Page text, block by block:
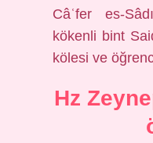
Câʿfer es-
kökenli bint
kölesi ve
Hz